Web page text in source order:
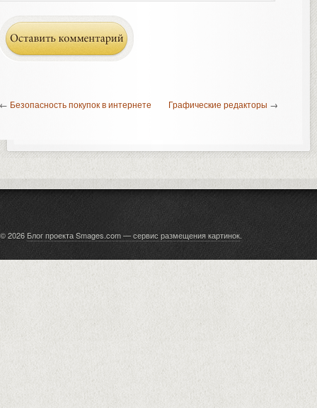
Безопасность покупок в интернете Графические редакторы →
© 2026 Блог проекта Smages.com — сервис размещения картинок.